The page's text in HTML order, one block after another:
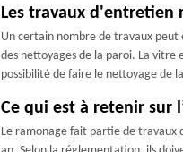
Les travaux d'entretien
Un certain nombre de travaux peut
des nettoyages de la paroi. La
possibilité de faire le nettoyage de
Ce qui est à retenir sur
Le ramonage fait partie de travaux